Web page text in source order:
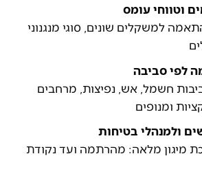
וטווחי עומס
למשקלים שונים, סוגי מנגנוני
לפי סביבה
חשמל, אש, נפיצות, מרחבים
ומנופים
ולמנהלי בטיחות
מיגון מלאה: מהרתמה ועד נקודת